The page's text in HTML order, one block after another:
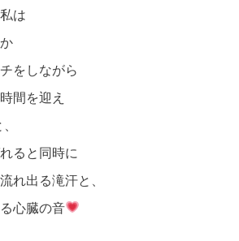
は
をしながら
間を迎え
ると同時に
れ出る滝汗と、
心臓の音